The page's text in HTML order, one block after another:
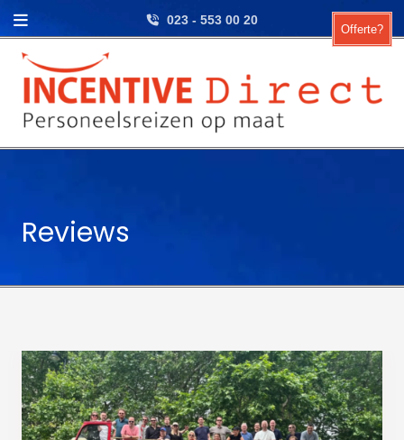
Skip to content 023 - 553 00 20
Offerte?
Reviews